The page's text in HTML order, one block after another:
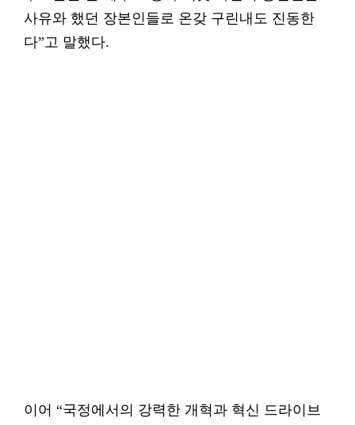
사유와 했던 장본인들로 온갖 구린내도 진동한
다”고 말했다.
이어 “국정에서의 강력한 개혁과 혁신 드라이브